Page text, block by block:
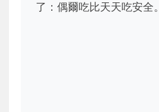
了：偶爾吃比天天吃安全。